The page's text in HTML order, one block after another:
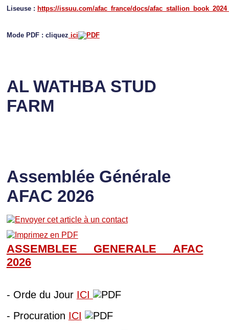
Liseuse : https://issuu.com/afac_france/docs/
Mode PDF : cliquez ici
AL WATHBA STUD
FARM
Assemblée Générale
AFAC 2026
ASSEMBLEE GENERALE AFAC
2026
- Orde du Jour ICI
- Procuration ICI